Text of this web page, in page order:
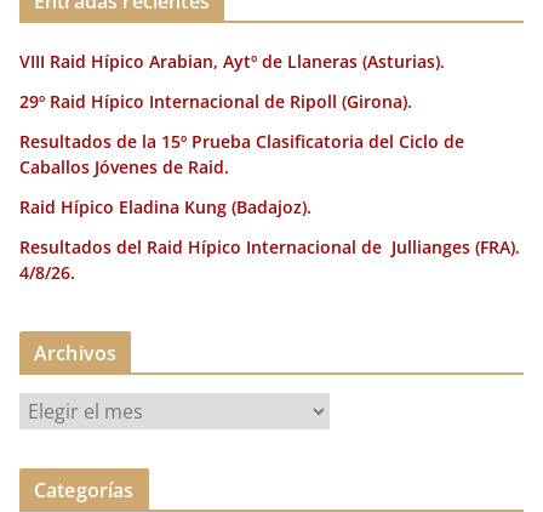
VIII Raid Hípico Arabian, Aytº de Llaneras (Asturias).
29º Raid Hípico Internacional de Ripoll (Girona).
Resultados de la 15º Prueba Clasificatoria del Ciclo de
Caballos Jóvenes de Raid.
Raid Hípico Eladina Kung (Badajoz).
Resultados del Raid Hípico Internacional de Jullianges (FRA).
4/8/26.
Archivos
r
c
Categorías